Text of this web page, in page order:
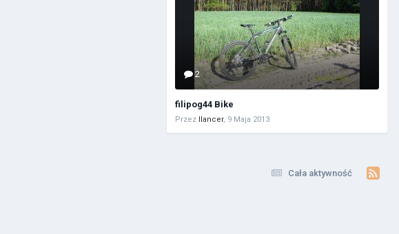
2
filipog44 Bike
Przez llancer, 9 Maja 2013
Cała aktywność